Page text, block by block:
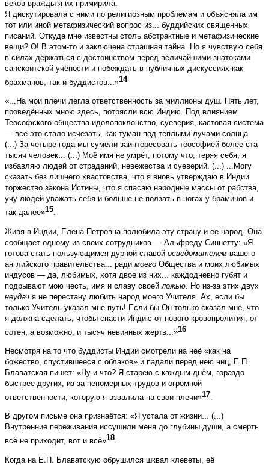
веков вражды я их примирила.
Я дискутировала с ними по религиозным проблемам и объясняла им
тот или иной метафизический вопрос из... буддийских священных
писаний. Откуда мне известны столь абстрактные и метафизические
вещи? О! В этом-то и заключена страшная тайна. Но я чувствую себя
в силах держаться с достоинством перед величайшими знатоками
санскритской учёности и побеждать в публичных дискуссиях как
брахманов, так и буддистов...»14
«...На мои плечи легла ответственность за миллионы душ. Пять лет,
проведённых мною здесь, потрясли всю Индию. Под влиянием
Теософского общества идолопоклонство, суеверия, кастовая система
— всё это стало исчезать, как туман под тёплыми лучами солнца.
(...) За четыре года мы сумели заинтересовать теософией более ста
тысяч человек... (...) Моё имя не умрёт, потому что, теряя себя, я
избавляю людей от страданий, невежества и суеверий. (...) ...Могу
сказать без лишнего хвастовства, что я вновь утверждаю в Индии
торжество закона Истины, что я спасаю народные массы от рабства,
учу людей уважать себя и больше не ползать в ногах у браминов и
так далее»15.
Живя в Индии, Елена Петровна полюбила эту страну и её народ. Она
сообщает одному из своих сотрудников — Альфреду Синнетту: «Я
готова стать пользующимся дурной славой осведомителем вашего
английского правительства... ради моего Общества и моих любимых
индусов — да, любимых, хотя двое из них... каждодневно губят и
подрывают мою честь, имя и славу своей ложью . Но из-за этих двух
неудач я не перестану любить народ моего Учителя. Ах, если бы
только Учитель указал мне путь! Если бы Он только сказал мне, что
я должна сделать, чтобы спасти Индию от нового кровопролития, от
сотен, а возможно, и тысяч невинных жертв...»16
Несмотря на то что буддисты Индии смотрели на неё «как на
божество, спустившееся с облаков» и падали перед нею ниц, Е.П.
Блаватская пишет: «Ну и что? Я старею с каждым днём, гораздо
быстрее других, из-за непомерных трудов и огромной
ответственности, которую я взвалила на свои плечи»17.
В другом письме она признаётся: «Я устала от жизни... (...)
Внутренние переживания иссушили меня до глубины души, а смерть
всё не приходит, вот и всё»18.
Когда на Е.П. Блаватскую обрушился шквал клеветы, её